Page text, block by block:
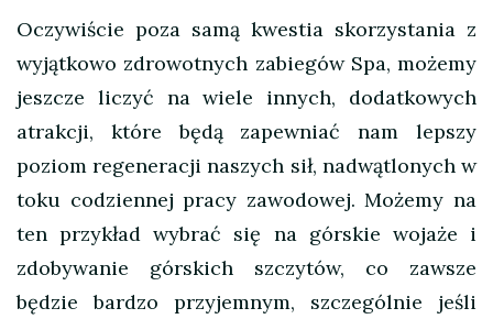
Oczywiście poza samą kwestia skorzystania z
wyjątkowo zdrowotnych zabiegów Spa, możemy
jeszcze liczyć na wiele innych, dodatkowych
atrakcji, które będą zapewniać nam lepszy
poziom regeneracji naszych sił, nadwątlonych w
toku codziennej pracy zawodowej. Możemy na
ten przykład wybrać się na górskie wojaże i
zdobywanie górskich szczytów, co zawsze
będzie bardzo przyjemnym, szczególnie jeśli